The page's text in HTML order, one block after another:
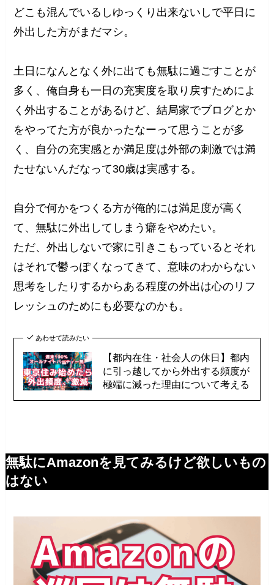
どこも混んでいるしゆっくり出来ないしで平日に
外出した方がまだマシ。
土日になんとなく外に出ても無駄に過ごすことが
多く、俺自身も一日の充実度を取り戻すためによ
く外出することがあるけど、結局家でブログとか
をやってた方が良かったなーって思うことが多
く、自分の充実感とか満足度は外部の刺激では満
たせないんだなって30歳は実感する。
自分で何かをつくる方が俺的には満足度が高く
て、無駄に外出してしまう癖をやめたい。
ただ、外出しないで家に引きこもっているとそれ
はそれで鬱っぽくなってきて、意味のわからない
思考をしたりするからある程度の外出は心のリフ
レッシュのためにも必要なのかも。
あわせて読みたい
【都内在住・社会人の休日】都内
に引っ越してから外出する頻度が
極端に減った理由について考える
無駄にAmazonを見てみるけど欲しいもの
はない